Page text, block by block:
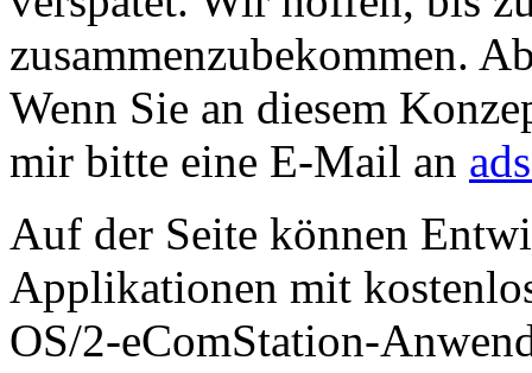
zusammenzubekommen.
Wenn Sie an diesem
mir bitte eine E-Mail an
Auf der Seite können
Applikationen mit
OS/2-eComStation-